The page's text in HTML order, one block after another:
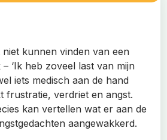
kunnen vinden van een
‘Ik heb zoveel last van mijn
iets medisch aan de hand
frustratie, verdriet en angst.
kan vertellen wat er aan de
aangewakkerd.